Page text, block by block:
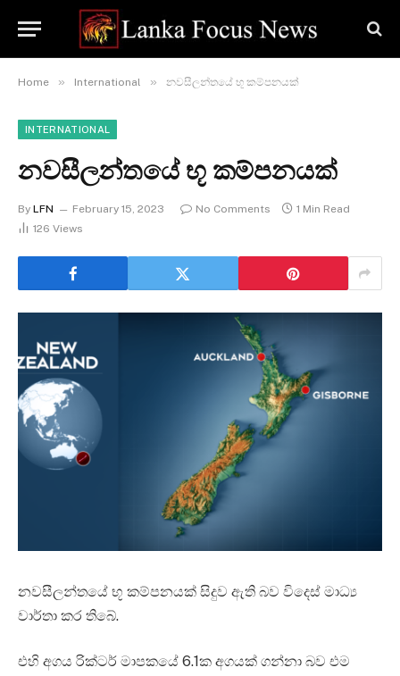
Home » International » නවසීලන්තයේ භූ කම්පනයක්
INTERNATIONAL
නවසීලන්තයේ භූ කම්පනයක්
By LFN February 15, 2023 No Comments
1 Min Read
126 Views
නවසීලන්තයේ භූ කම්පනයක් සිදුව ඇති බව විදෙස් මාධ්‍ය
වාර්තා කර තිබේ.
එහි අගය රික්ටර් මාපකයේ 6.1ක අගයක් ගන්නා බව එම